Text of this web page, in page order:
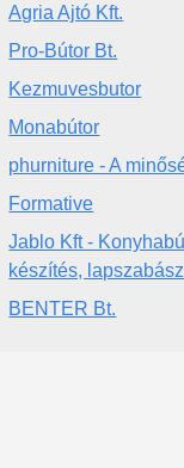
Agria Ajtó Kft.
Pro-Bútor Bt.
Kezmuvesbutor
Monabútor
phurniture - A
Formative
Jablo Kft -
készítés,
BENTER Bt.